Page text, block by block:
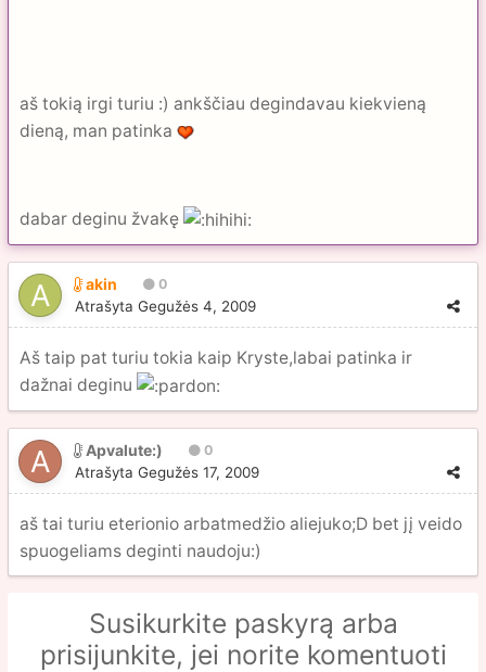
aš tokią irgi turiu :) ankščiau degindavau kiekvieną
dieną, man patinka
dabar deginu žvakę
akin 0
Atrašyta Gegužės 4, 2009
Aš taip pat turiu tokia kaip Kryste,labai patinka ir
dažnai deginu
Apvalute:) 0
Atrašyta Gegužės 17, 2009
aš tai turiu eterionio arbatmedžio aliejuko;D bet jį veido
spuogeliams deginti naudoju:)
Susikurkite paskyrą arba
prisijunkite, jei norite komentuoti